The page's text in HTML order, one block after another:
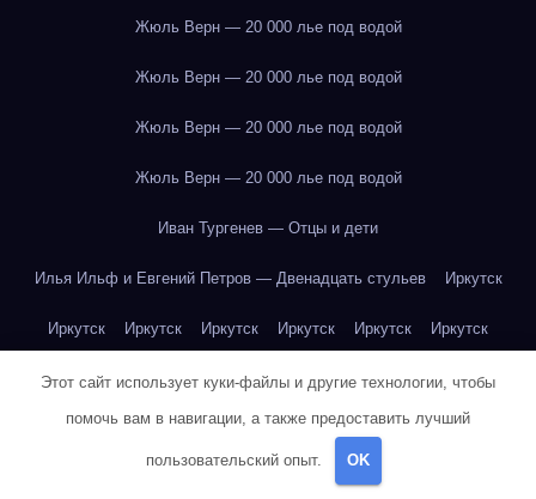
Жюль Верн — 20 000 лье под водой
Жюль Верн — 20 000 лье под водой
Жюль Верн — 20 000 лье под водой
Жюль Верн — 20 000 лье под водой
Иван Тургенев — Отцы и дети
Илья Ильф и Евгений Петров — Двенадцать стульев Иркутск
Иркутск Иркутск Иркутск Иркутск Иркутск Иркутск
Иркутск Иркутск Иркутск Иркутск Иркутск Иркутск
Иркутск Иркутск Иркутск Иркутск Иркутск Иркутск
Иркутск Йогурт
Этот сайт использует куки-файлы и другие технологии, чтобы
помочь вам в навигации, а также предоставить лучший
пользовательский опыт. OK